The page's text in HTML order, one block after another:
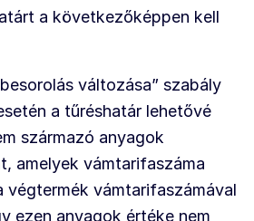
a következőképpen kell
változása” szabály
a tűréshatár lehetővé
származó anyagok
amelyek vámtarifaszáma
végtermék vámtarifaszámával
ezen anyagok értéke nem